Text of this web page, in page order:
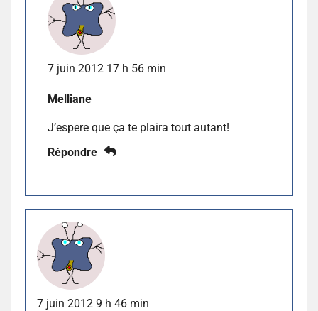
7 juin 2012 17 h 56 min
Melliane
J’espere que ça te plaira tout autant!
Répondre
7 juin 2012 9 h 46 min